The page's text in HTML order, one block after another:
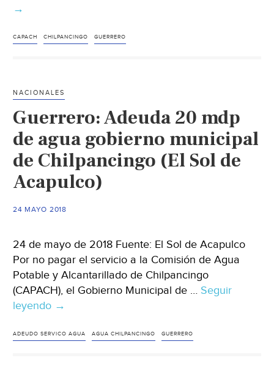
→
CAPACH CHILPANCINGO GUERRERO
NACIONALES
Guerrero: Adeuda 20 mdp
de agua gobierno municipal
de Chilpancingo (El Sol de
Acapulco)
24 MAYO 2018
24 de mayo de 2018 Fuente: El Sol de Acapulco
Por no pagar el servicio a la Comisión de Agua
Potable y Alcantarillado de Chilpancingo
(CAPACH), el Gobierno Municipal de … Seguir
leyendo Guerrero:
20
→
ADEUDO SERVICO AGUA AGUA CHILPANCINGO GUERRERO